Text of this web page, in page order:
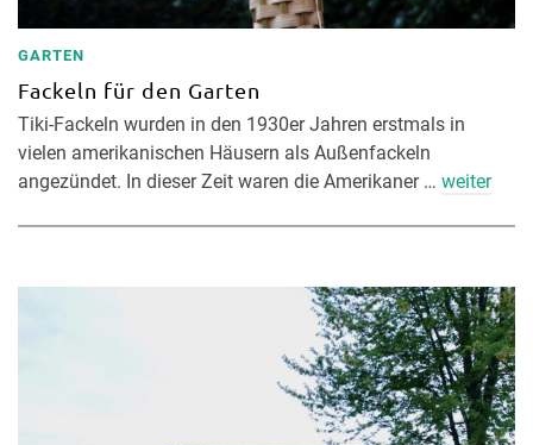
GARTEN
Fackeln für den Garten
Tiki-Fackeln wurden in den 1930er Jahren erstmals in
vielen amerikanischen Häusern als Außenfackeln
angezündet. In dieser Zeit waren die Amerikaner … weiter